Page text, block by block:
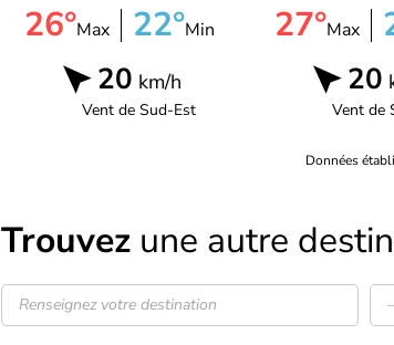
26°Max 22°Min
20 km/h
Vent deSud-Est
27°Max
20
Vent de
Données
Trouvez une autre